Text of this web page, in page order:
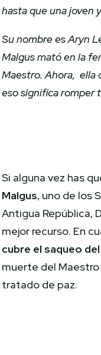
hasta que una joven
Su nombre es Aryn
Malgus mató en la
Maestro. Ahora, ella
eso significa romper
Si alguna vez has
Malgus, uno de los
Antigua República,
mejor recurso. En
cubre el saqueo
muerte del
tratado de paz.